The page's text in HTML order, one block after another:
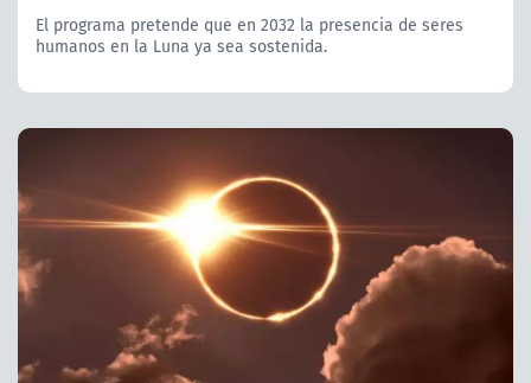
El programa pretende que en 2032 la presencia de seres
humanos en la Luna ya sea sostenida.